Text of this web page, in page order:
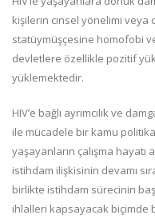
kişilerin cinsel yönelimi veya
statüymüşçesine homofobi
devletlere özellikle pozitif
yüklemektedir.
HIV’e bağlı ayrımcılık ve
ile mücadele bir kamu
yaşayanların çalışma hayatı
istihdam ilişkisinin devamı
birlikte istihdam sürecinin
ihlalleri kapsayacak biçimde